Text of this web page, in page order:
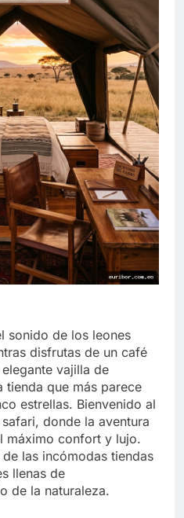
sonido de los leones
disfrutas de un café
vajilla de
tienda que más parece
estrellas. Bienvenido al
donde la aventura
máximo confort y lujo.
las incómodas tiendas
llenas de
de la naturaleza.